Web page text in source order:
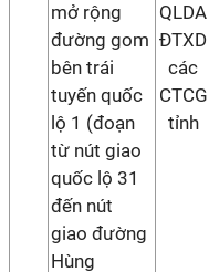
mở rộng
đường gom
bên trái
tuyến quốc
lộ 1 (đoạn
từ nút giao
quốc lộ 31
đến nút
giao đường
Hùng
QLDA
ĐTXD
các
CTCG
tỉnh